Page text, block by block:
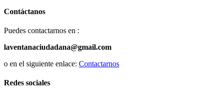
Contáctanos
Puedes contactarnos en :
laventanaciudadana@gmail.com
o en el siguiente enlace: Contactarnos
Redes sociales